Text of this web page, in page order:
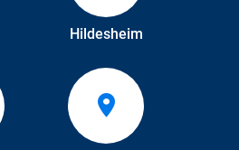
Hildesheim